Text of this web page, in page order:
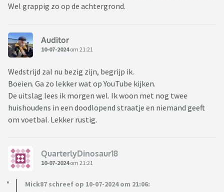
Wel grappig zo op de achtergrond.
Auditor
10-07-2024om 21:21
Wedstrijd zal nu bezig zijn, begrijp ik.
Boeien. Ga zo lekker wat op YouTube kijken.
De uitslag lees ik morgen wel. Ik woon met nog twee
huishoudens in een doodlopend straatje en niemand geeft
om voetbal. Lekker rustig.
QuarterlyDinosaur18
10-07-2024om 21:21
Mick87 schreef op 10-07-2024 om 21:06: